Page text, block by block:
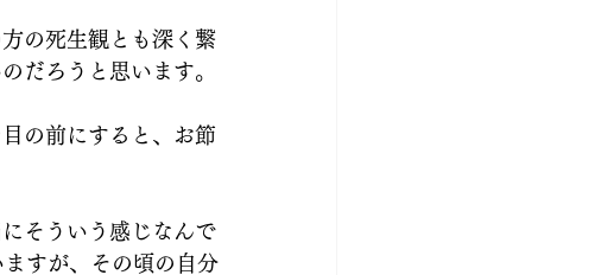
の死生観とも深く繋
だろうと思います。
の前にすると、お節
そういう感じなんで
すが、その頃の自分